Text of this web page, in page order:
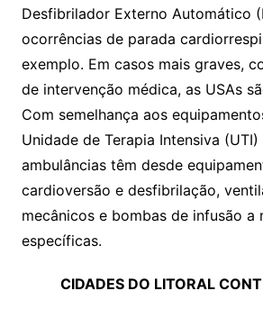
Desfibrilador Externo Automático
ocorrências de parada
exemplo. Em casos mais graves,
de intervenção médica, as USAs
Com semelhança aos
Unidade de Terapia Intensiva
ambulâncias têm desde
cardioversão e desfibrilação,
mecânicos e bombas de infusão a
específicas.
CIDADES DO LITORAL